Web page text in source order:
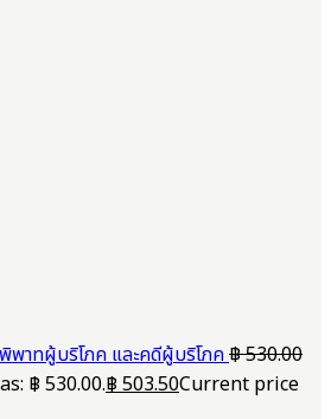
าทผู้บริโภค และคดีผู้บริโภค฿530.00
฿ 530.00.฿503.50Current price